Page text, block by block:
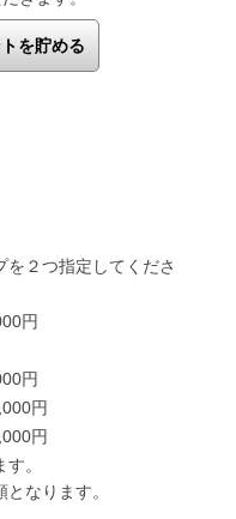
を貯める
２つ指定してくださ
円
円
円
円
。
なります。